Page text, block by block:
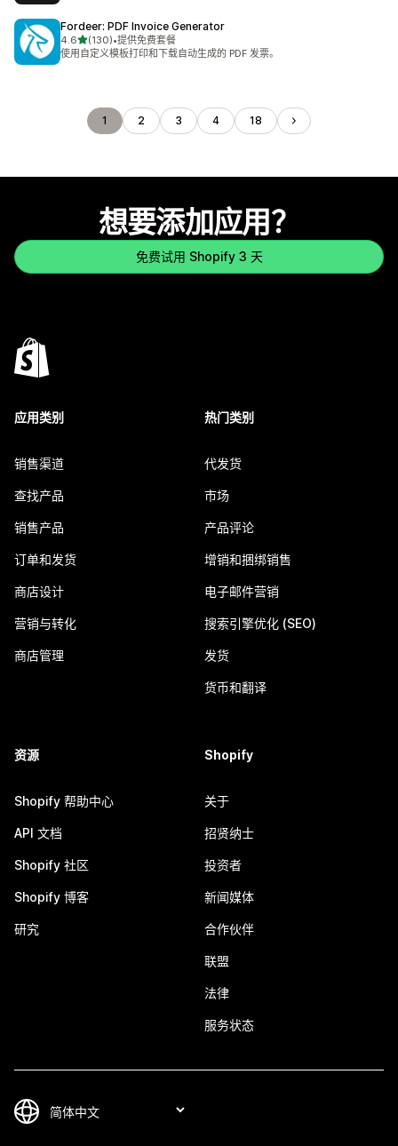
Fordeer: PDF Invoice Generator
4.6星（满分 5 星）
(130)
总共 130 条评论
•提供免费套餐
使用自定义模板打印和下载自动生成的 PDF 发票。
1 2 3 4 18
想要添加应用？
免费试用 Shopify 3 天
应用类别
销售渠道
查找产品
销售产品
订单和发货
商店设计
营销与转化
商店管理
热门类别
代发货
市场
产品评论
增销和捆绑销售
电子邮件营销
搜索引擎优化 (SEO)
发货
货币和翻译
资源
Shopify 帮助中心
API 文档
Shopify 社区
Shopify 博客
研究
Shopify
关于
招贤纳士
投资者
新闻媒体
合作伙伴
联盟
法律
服务状态